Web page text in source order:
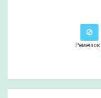
Снят
Ремешок